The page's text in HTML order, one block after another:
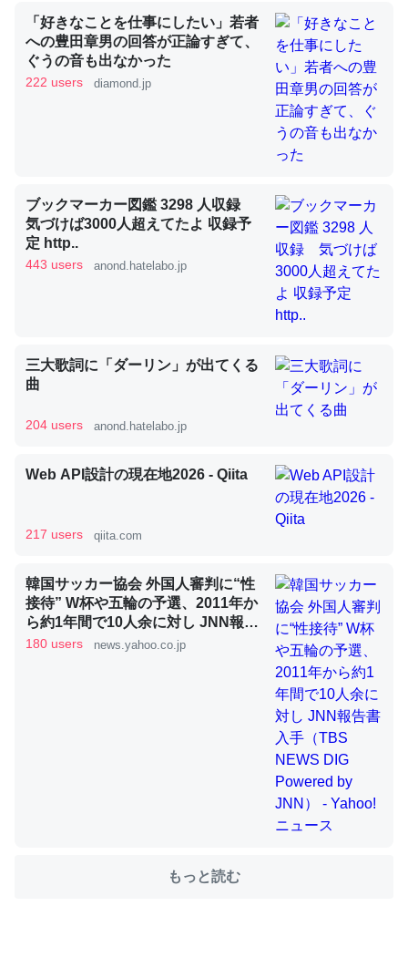
くらい。小説でいう「ずっと前の伏線」は回収されないけ
ど、短期記憶というには多い分量。進化すればするほど分
かりやすく強くなりそう
─GPTの仕組みと限界についての考察（１） - conceptualization
昆虫ってカルシウム少ないのか。知らんかった。調べたら
コオロギのカルシウム分はエビの600分の1程度。
─ニュース :: 【研究発表】昆虫学の大問題＝「昆虫はなぜ海にいな
論文では「淡水はカルシウムも酸素も不足してて両方に不
利だから両方が拮抗してるのでは」とあって面白い。海に
ずキチンを強化してる筈だが、酵素が違うのか？
─ニュース :: 【研究発表】昆虫学の大問題＝「昆虫はなぜ海にいな
これを元に考えるとカルシウムを大量に使う脊椎動物と貝
類は苦労してるんだな…。腹足類だと殻を無くしてナメク
─ニュース :: 【研究発表】昆虫学の大問題＝「昆虫はなぜ海にいな
ウチもEchoを実家に置いて４年。でたまに覗いてる。ぼ
位置情報を共有してる。電池残量や充電中かが分かるので
「好きなことを仕事にしたい」若者
への豊田章男の回答が正論すぎて、
ぐうの音も出なかった
222 users diamond.jp
ブックマーカー図鑑 3298 人収録
気づけば3000人超えてたよ 収録予
定 http..
443 users anond.hatelabo.jp
三大歌詞に「ダーリン」が出てくる
曲
204 users anond.hatelabo.jp
Web API設計の現在地2026 - Qiita
217 users qiita.com
韓国サッカー協会 外国人審判に“性
接待” W杯や五輪の予選、2011年か
ら約1年間で10人余に対し JNN報告
書入手（TBS NEWS DIG Powered
180 users news.yahoo.co.jp
もっと読む